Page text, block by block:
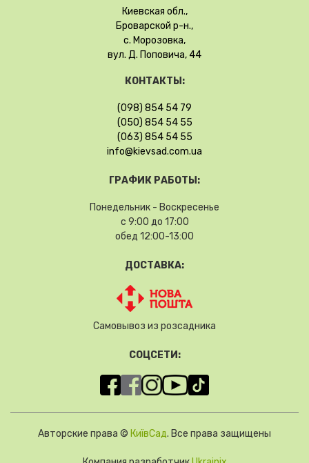
Киевская обл.,
Броварской р-н.,
с. Морозовка,
вул. Д. Поповича, 44
КОНТАКТЫ:
(098) 854 54 79
(050) 854 54 55
(063) 854 54 55
info@kievsad.com.ua
ГРАФИК РАБОТЫ:
Понедельник - Воскресенье
с 9:00 до 17:00
обед 12:00-13:00
ДОСТАВКА:
Самовывоз из розсадника
СОЦСЕТИ:
Авторские права © КиївСад. Все права защищены